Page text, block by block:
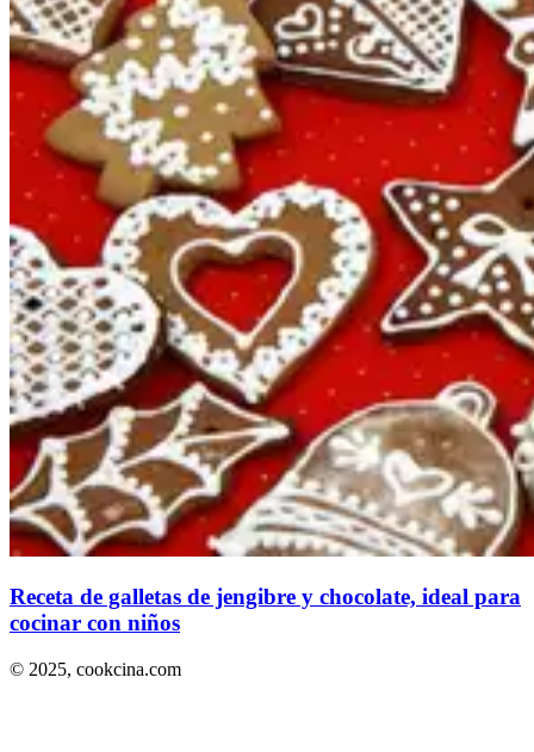
Receta de galletas de jengibre y chocolate, ideal para
cocinar con niños
© 2025, cookcina.com